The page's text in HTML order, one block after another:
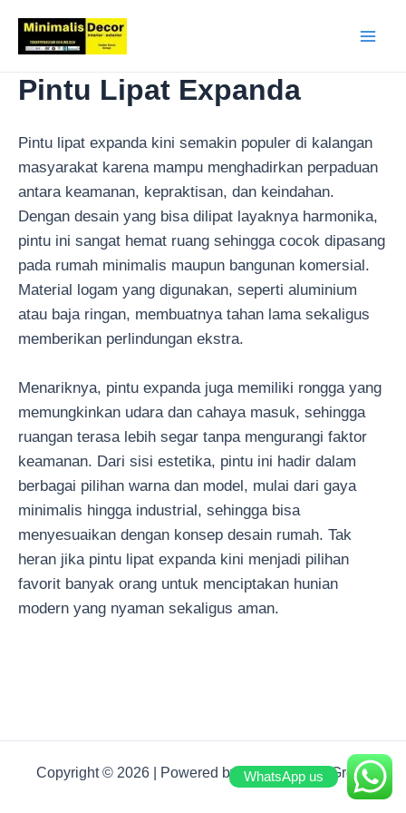
konten
Pintu Lipat Expanda
Pintu lipat expanda kini semakin populer di kalangan
masyarakat karena mampu menghadirkan perpaduan
antara keamanan, kepraktisan, dan keindahan.
Dengan desain yang bisa dilipat layaknya harmonika,
pintu ini sangat hemat ruang sehingga cocok dipasang
pada rumah minimalis maupun bangunan komersial.
Material logam yang digunakan, seperti aluminium
atau baja ringan, membuatnya tahan lama sekaligus
memberikan perlindungan ekstra.
Menariknya, pintu expanda juga memiliki rongga yang
memungkinkan udara dan cahaya masuk, sehingga
ruangan terasa lebih segar tanpa mengurangi faktor
keamanan. Dari sisi estetika, pintu ini hadir dalam
berbagai pilihan warna dan model, mulai dari gaya
minimalis hingga industrial, sehingga bisa
menyesuaikan dengan konsep desain rumah. Tak
heran jika pintu lipat expanda kini menjadi pilihan
favorit banyak orang untuk menciptakan hunian
modern yang nyaman sekaligus aman.
Copyright © 2026 | Powered by Deden Decor Group
WhatsApp us